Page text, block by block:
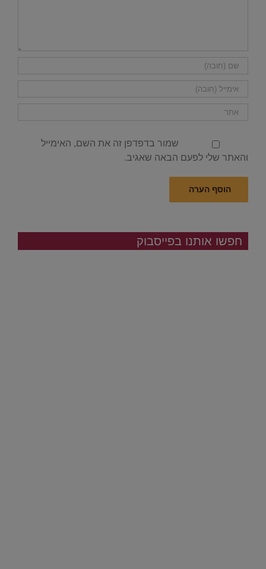
שמור בדפדפן זה את השם, האימייל
והאתר שלי לפעם הבאה שאגיב.
חפשו אותנו בפייסבוק